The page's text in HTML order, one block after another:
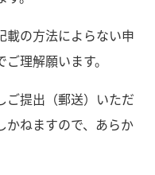
載の方法によらない申
理解願います。
ご提出（郵送）いただ
かねますので、あらか